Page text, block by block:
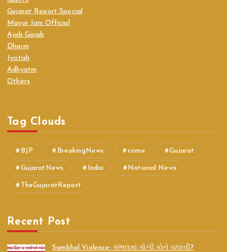
Gujarat Report Special
Mayur Jani Official
Ajab Gajab
Dharm
Jyotish
Adhyatm
Others
Tag Clouds
BJP BreakingNews crime Gujarat
GujaratNews India National News
TheGujaratReport
Recent Post
Sambhal Violence: સંભલમાં ગોળી કોને ચલાવી?